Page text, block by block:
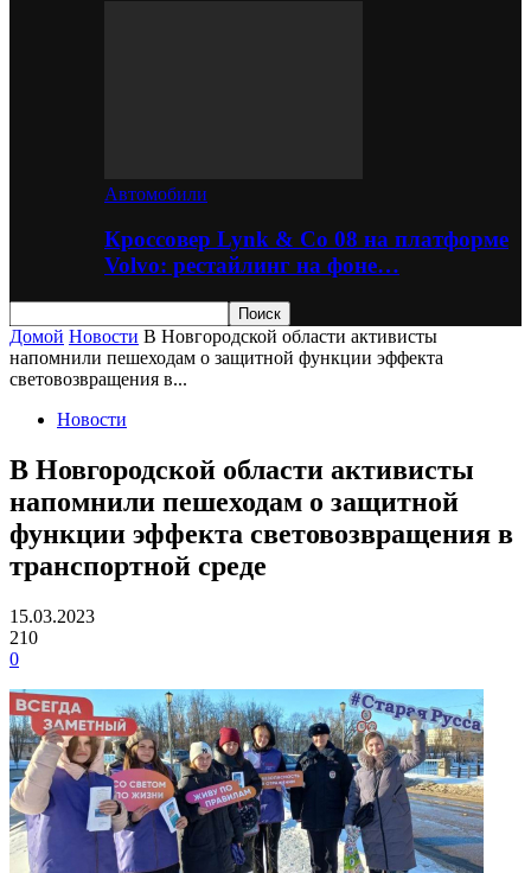
Автомобили
Кроссовер Lynk & Co 08 на платформе
Volvo: рестайлинг на фоне…
Домой Новости В Новгородской области активисты
напомнили пешеходам о защитной функции эффекта
световозвращения в...
Новости
В Новгородской области активисты
напомнили пешеходам о защитной
функции эффекта световозвращения в
транспортной среде
15.03.2023
210
0